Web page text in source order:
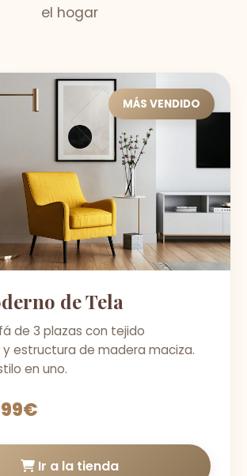
el hogar
MÁS VENDIDO
de Tela
de 3 plazas con tejido
estructura de madera maciza.
en uno.
Ir a la tienda